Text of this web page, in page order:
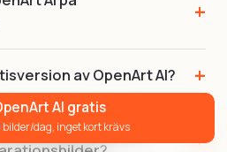
av OpenArt AI?
OpenArt AI och
AI gratis
dag, inget kort krävs